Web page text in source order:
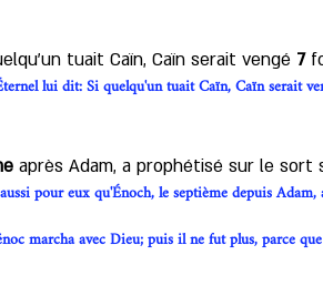
tuait Caïn, Caïn serait vengé 7
lui dit: Si quelqu'un tuait Caïn, Caïn serait
après Adam, a prophétisé sur le sort
pour eux qu'Énoch, le septième depuis
marcha avec Dieu; puis il ne fut plus, parce